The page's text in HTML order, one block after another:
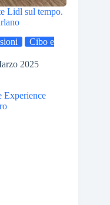
Lidl sul tempo.
Cibo e
2025